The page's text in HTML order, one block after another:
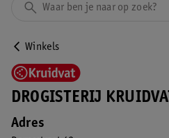
Winkels
DROGISTERIJ
Adres